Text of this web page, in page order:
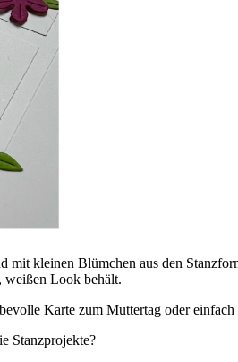
kleinen Blümchen aus den
weißen Look behält.
Karte zum Muttertag oder
Stanzprojekte?